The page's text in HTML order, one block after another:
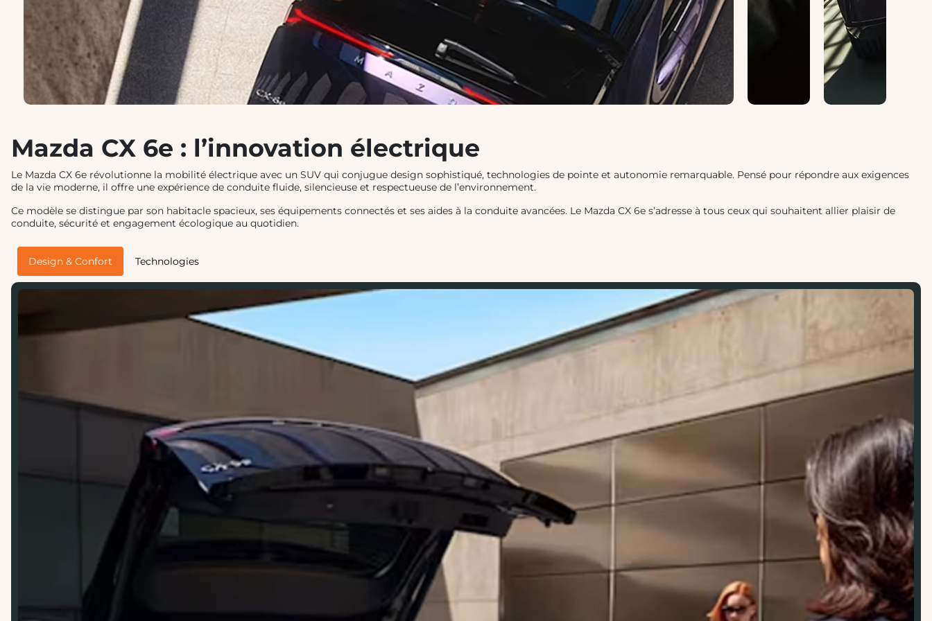
Mazda CX 6e : l’innovation électrique
Le Mazda CX 6e révolutionne la mobilité électrique avec un SUV qui conjugue design sophistiqué, technologies de pointe et autonomie remarquable. Pensé pour répondre aux exigences
de la vie moderne, il offre une expérience de conduite fluide, silencieuse et respectueuse de l’environnement.
Ce modèle se distingue par son habitacle spacieux, ses équipements connectés et ses aides à la conduite avancées. Le Mazda CX 6e s’adresse à tous ceux qui souhaitent allier plaisir de
conduite, sécurité et engagement écologique au quotidien.
Design & Confort Technologies